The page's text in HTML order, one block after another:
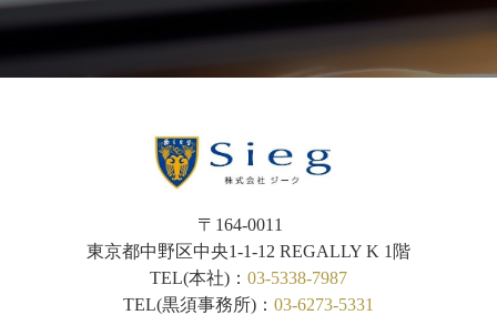
〒164-0011
東京都中野区中央1-1-12 REGALLY K 1階
TEL(本社)： 03-5338-7987
TEL(黒須事務所)： 03-6273-5331